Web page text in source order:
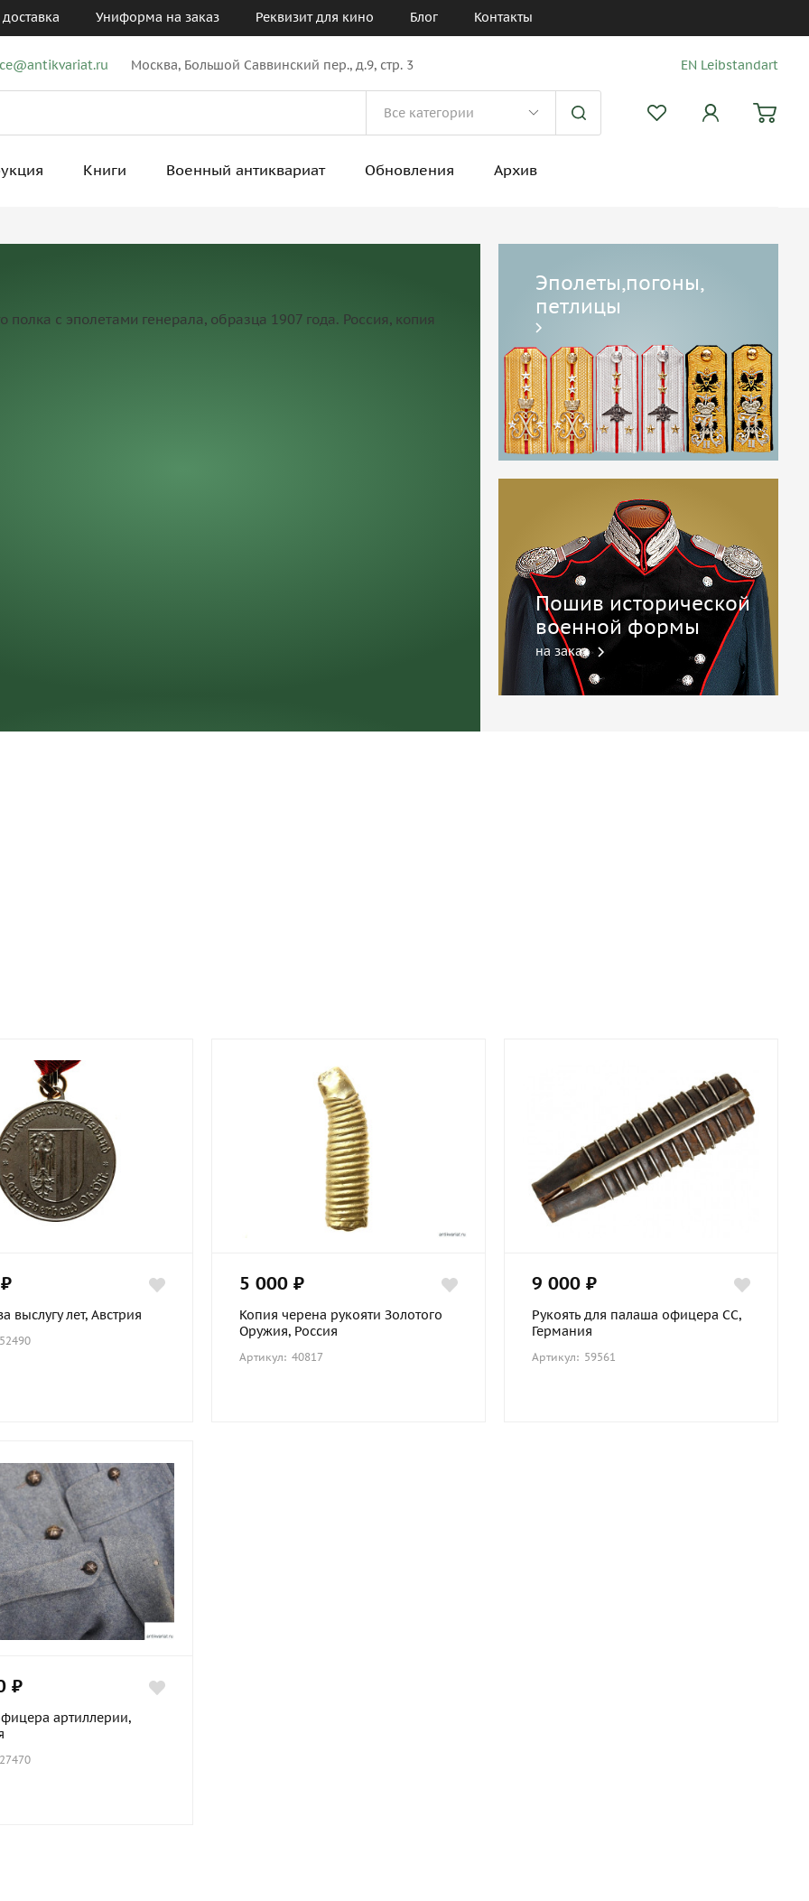
Униформа на заказ Реквизит для кино Блог Контакты
Москва, Большой Саввинский пер., д.9, стр. 3 EN Leibstandart
Книги Военный антиквариат Обновления Архив
Пошив исторической
военной формы
на заказ
Эполеты,погоны,
петлицы
выслугу лет, Австрия
5 000 ₽
Копия черена рукояти Золотого
Оружия, Россия
Артикул: 40817
9 000 ₽
Рукоять для палаша офицера СС,
Германия
Артикул: 59561
₽
артиллерии,